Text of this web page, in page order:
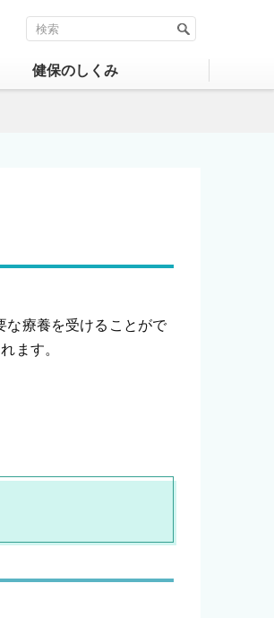
健保のしくみ
な療養を受けることがで
ます。